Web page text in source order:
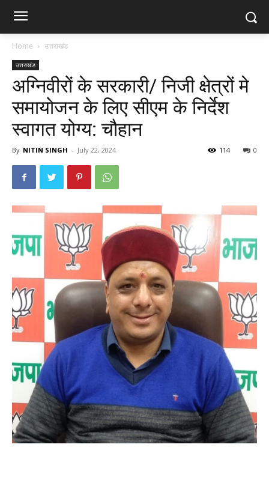
Home उत्तराखंड
उत्तराखंड
अग्निवीरों के सरकारी/ निजी क्षेत्रों मे
समायोजन के लिए सीएम के निर्देश
स्वागत योग्य: चौहान
By NITIN SINGH - July 22, 2024 0
114